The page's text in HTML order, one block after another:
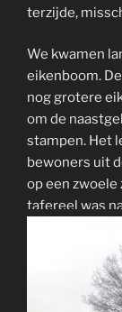
terzijde,
We kwamen
eikenboom.
nog grotere
om de
stampen. Het
bewoners uit
op een
tafereel was